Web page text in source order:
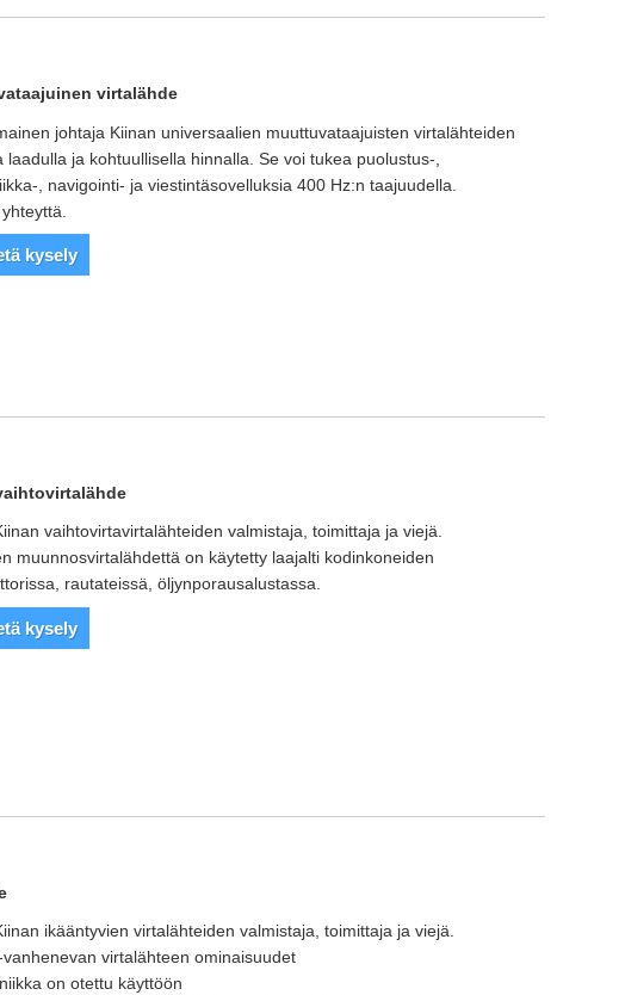
virtalähde
johtaja Kiinan universaalien muuttuvataajuisten virtalähteiden
laadulla ja kohtuullisella hinnalla. Se voi tukea puolustus-,
, navigointi- ja viestintäsovelluksia 400 Hz:n taajuudella.
kysely
vaihtovirtavirtalähteiden valmistaja, toimittaja ja viejä.
muunnosvirtalähdettä on käytetty laajalti kodinkoneiden
rautateissä, öljynporausalustassa.
kysely
ikääntyvien virtalähteiden valmistaja, toimittaja ja viejä.
virtalähteen ominaisuudet
on otettu käyttöön